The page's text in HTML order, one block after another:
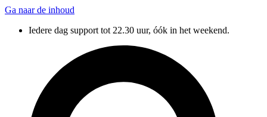
Ga naar de inhoud
Iedere dag support tot 22.30 uur, óók in het weekend.